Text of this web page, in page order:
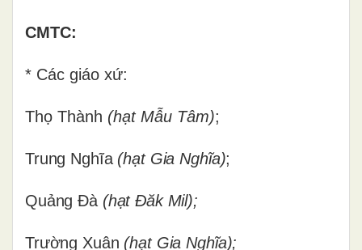
CMTC:
* Các giáo xứ:
Thọ Thành (hạt Mẫu Tâm);
Trung Nghĩa (hạt Gia Nghĩa);
Quảng Đà (hạt Đăk Mil);
Trường Xuân (hạt Gia Nghĩa);